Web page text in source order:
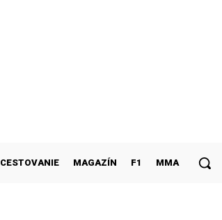
CESTOVANIE MAGAZÍN F1 MMA